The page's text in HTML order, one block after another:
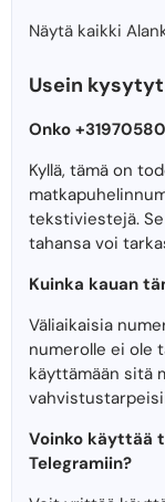
Näytä kaikki
Usein
Onko
Kyllä, tämä on
tekstiviestejä.
tahansa voi
Kuinka kauan
Väliaikaisia
numerolle ei ole
käyttämään sitä
Voinko käyttää
Telegramiin?